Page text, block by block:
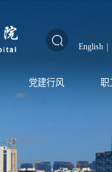
English |
党建行风 职